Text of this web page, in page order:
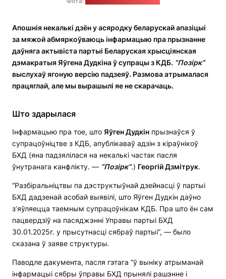
Апошнія некалькі дзён у асяродку беларускай апазіцыі
за мяжой абмяркоўваюць інфармацыю пра прызнанне
даўняга актывіста партыі Беларуская хрысціянская
дэмакратыя Яўгена Дудкіна ў супрацы з КДБ. “Позірк”
выслухаў ягоную версію падзеяў. Размова атрымалася
працяглай, але мы вырашылі яе не скарачаць.
Што здарылася
Інфармацыю пра тое, што Яўген Дудкін прызнаўся ў
супрацоўніцтве з КДБ, апублікаваў адзін з кіраўнікоў
БХД (яна падзялілася на некалькі частак пасля
ўнутранага канфлікту. — “Позірк”.) Георгій Дзмітрук.
“Разбіральніцтвы па дэструктыўнай дзейнасці ў партыі
БХД дадзенай асобай выявілі, што Яўген Дудкін даўно
з’яўляецца таемным супрацоўнікам КДБ. Пра што ён сам
пацвердзіў на пасяджэнні Управы партыі БХД
30.01.2025г. у прысутнасці сябраў партыі”, — было
сказана ў заяве структуры.
Паводле дакумента, пасля гэтага “ў выніку атрыманай
інфармацыі сябры ўправы БХД прынялі рашэнне і